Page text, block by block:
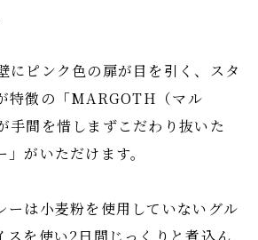
にピンク色の扉が目を引く、スタ
特徴の「MARGOTH（マル
手間を惜しまずこだわり抜いた
」がいただけます。
ーは小麦粉を使用していないグル